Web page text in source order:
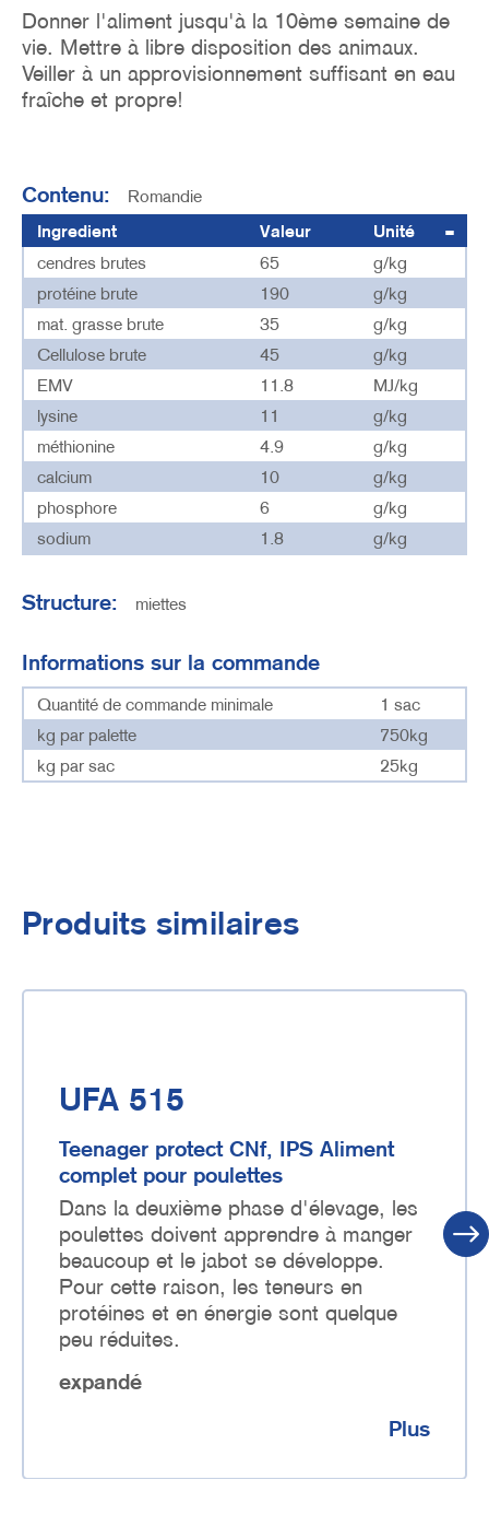
Donner l'aliment jusqu'à la 10ème semaine de
vie. Mettre à libre disposition des animaux.
Veiller à un approvisionnement suffisant en eau
fraîche et propre!
Contenu:
Romandie
Ingredient
Valeur
Unité
cendres brutes
65
g/kg
protéine brute
190
g/kg
mat. grasse brute
35
g/kg
Cellulose brute
45
g/kg
EMV
11.8
MJ/kg
lysine
11
g/kg
méthionine
4.9
g/kg
calcium
10
g/kg
phosphore
6
g/kg
sodium
1.8 g/kg
Structure: miettes
Informations sur la commande
Quantité de commande minimale
1 sac
kg par palette
750kg
kg par sac
25kg
Produits similaires
UFA 515
Teenager protect CNf, IPS Aliment
complet pour poulettes
Dans la deuxième phase d'élevage, les
poulettes doivent apprendre à manger
beaucoup et le jabot se développe.
Pour cette raison, les teneurs en
protéines et en énergie sont quelque
peu réduites.
expandé
Plus